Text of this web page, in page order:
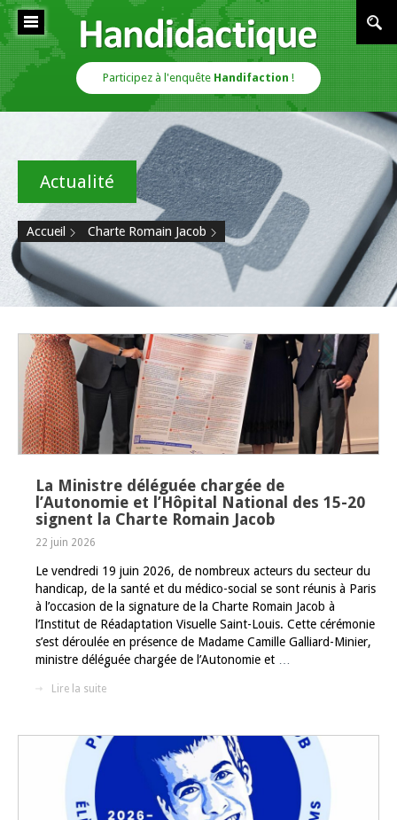
Handidactique
Participez à l'enquête Handifaction !
Actualité
Accueil Charte Romain Jacob
La Ministre déléguée chargée de
l’Autonomie et l’Hôpital National des 15-20
signent la Charte Romain Jacob
22 juin 2026
Le vendredi 19 juin 2026, de nombreux acteurs du secteur du
handicap, de la santé et du médico-social se sont réunis à Paris
à l’occasion de la signature de la Charte Romain Jacob à
l’Institut de Réadaptation Visuelle Saint-Louis. Cette cérémonie
s’est déroulée en présence de Madame Camille Galliard-Minier,
ministre déléguée chargée de l’Autonomie et
Lire la suite
Cookies management panel